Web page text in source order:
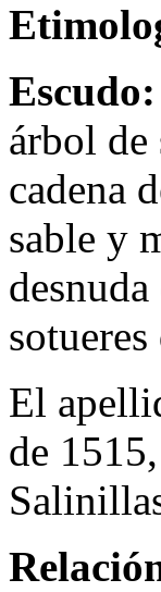
Escudo:
árbol de
cadena
sable y
El
de